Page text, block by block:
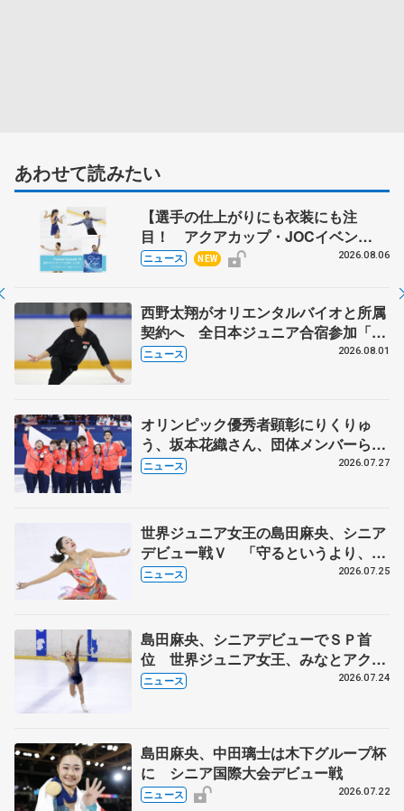
あわせて読みたい
【選手の仕上がりにも衣装にも注
目！ アクアカップ・JOCイベン
ト】 ポッドキャスト#76を配信
ニュース NEW 2026.08.06
西野太翔がオリエンタルバイオと所属
契約へ 全日本ジュニア合宿参加「結
果残していかないと」 講師はジェー
ニュース 2026.08.01
オリンピック優秀者顕彰にりくりゅ
う、坂本花織さん、団体メンバーら
8月7日に文科省が表彰式、ブルーノ・
ニュース 2026.07.27
世界ジュニア女王の島田麻央、シニア
デビュー戦Ｖ 「守るというより、攻
める」気持ち、みなとアクルス杯
ニュース 2026.07.25
島田麻央、シニアデビューでＳＰ首
位 世界ジュニア女王、みなとアクル
ス杯
ニュース 2026.07.24
島田麻央、中田璃士は木下グループ杯
に シニア国際大会デビュー戦
ニュース 2026.07.22